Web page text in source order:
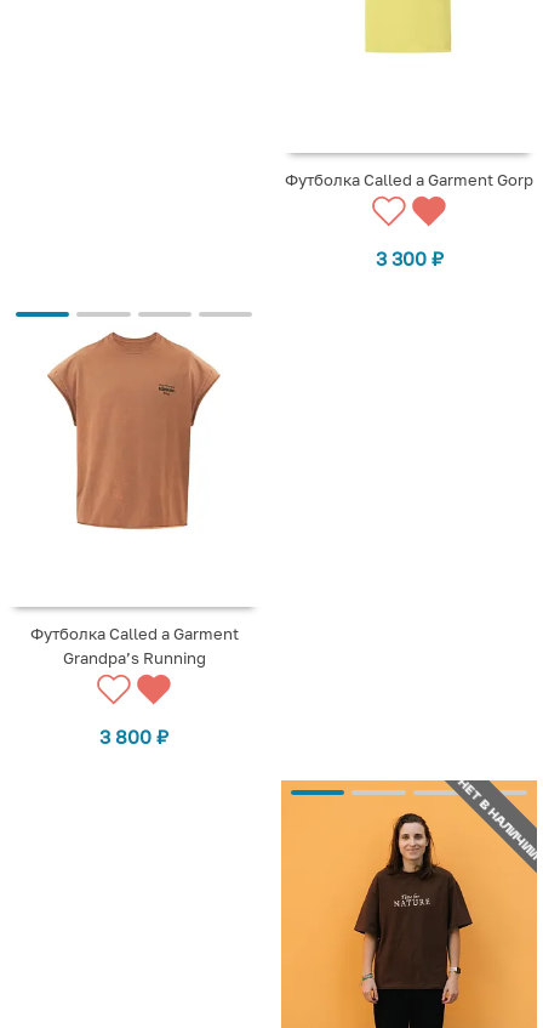
Футболка Called a Garment Gorp
3 300 ₽
Футболка Called a Garment
Grandpa’s Running
3 800 ₽
НЕТ В НАЛИЧИИ